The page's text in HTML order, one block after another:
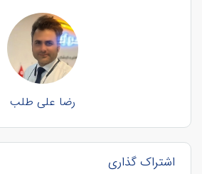
رضا علی طلب
اشتراک گذاری